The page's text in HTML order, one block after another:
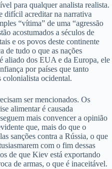
para qualquer analista realista.
difícil acreditar na narrativa
“vítima” de uma “agressão
acostumados a séculos de
e os povos deste continente
de tudo o que as nações
aliado dos EUA e da Europa, ele
por países que tanto
colonialista ocidental.
ser mencionados. Os
alimentar é causada
mais convencer a opinião
que, mais do que o
sanções contra a Rússia, o que
com o fim dessas
de que Kiev está exportando
de armas, o que é inaceitável.